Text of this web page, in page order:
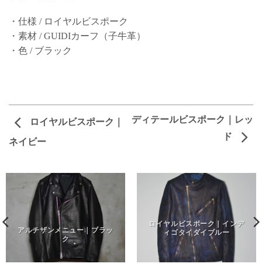
・仕様 / ロイヤルビスポーク
・素材 / GUIDIカーフ（子牛革）
・色 / ブラック
ロイヤルビスポーク｜
ネイビー
ディテールビスポーク｜レッ
ド
アルチザンメニュー｜ブラッ
ク
ロイヤルビスポーク｜インデ
ィゴタイダイブルー